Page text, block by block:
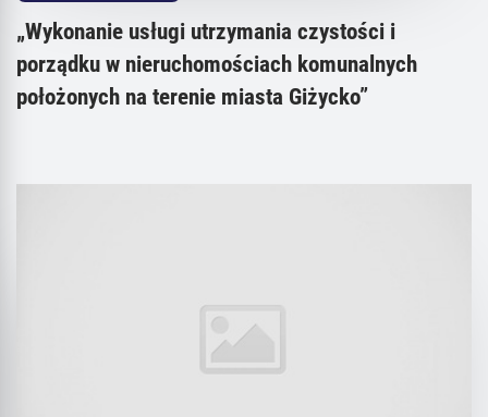
„Wykonanie usługi utrzymania czystości i
porządku w nieruchomościach komunalnych
położonych na terenie miasta Giżycko”